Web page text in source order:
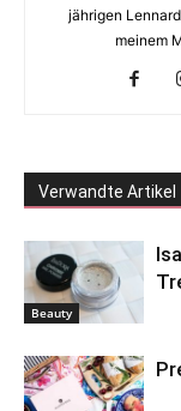
jährigen
meinem
Verwandte Artikel
Beauty